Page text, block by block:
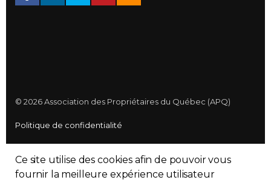
© 2026 Association des Propriétaires du Québec (APQ)
Politique de confidentialité
Made withuSkinned
Ce site utilise des cookies afin de pouvoir vous
fournir la meilleure expérience utilisateur